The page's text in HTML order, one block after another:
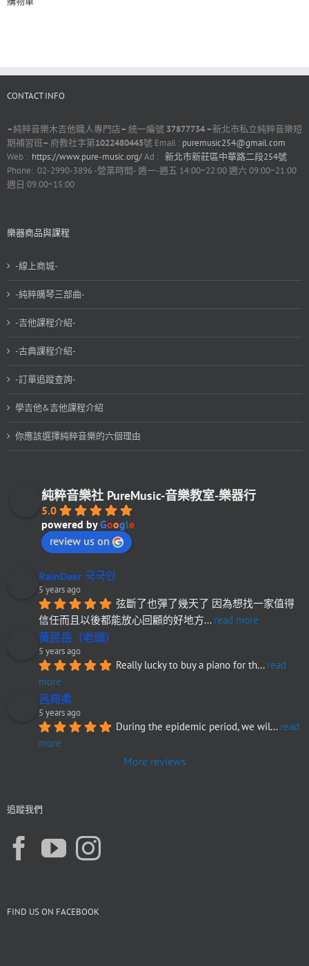
CONTACT INFO
–純粹音樂木吉他職人專門店– 統一編號 37877734 –新北市私立純粹音樂短
期補習班– 府教社字第1022480445號 Email : puremusic254@gmail.com
Web : https://www.pure-music.org/Ad : 新北市新莊區中華路二段254號
Phone: 02-2990-3896 -營業時間- 週一-週五 14:00~22:00 週六 09:00~21:00
週日 09:00~15:00
樂器商品與課程
-線上商城-
-純粹購琴三部曲-
-吉他課程介紹-
-古典課程介紹-
-訂單追蹤查詢-
學吉他&吉他課程介紹
你應該選擇純粹音樂的六個理由
純粹音樂社 PureMusic-音樂教室-樂器行
5.0
powered byGoogle
review us on
RainDeer 국국안
5 years ago
弦斷了也彈了幾天了 因為想找一家值得
信任而且以後都能放心回顧的好地方... read more
黃民岳（老頭）
5 years ago
Really lucky to buy a piano for th... read
more
呂宛柔
5 years ago
During the epidemic period, we wil... read
more
More reviews
追蹤我們
FIND US ON FACEBOOK